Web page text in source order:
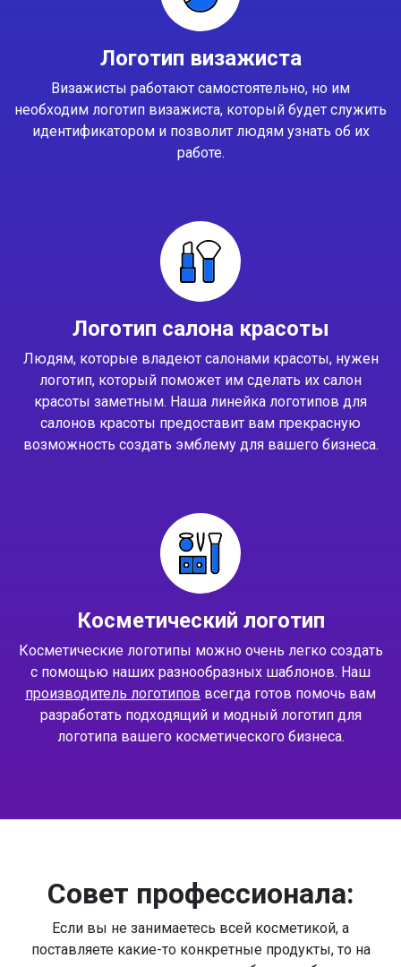
Логотип визажиста
Визажисты работают самостоятельно, но им
необходим логотип визажиста, который будет служить
идентификатором и позволит людям узнать об их
работе.
Логотип салона красоты
Людям, которые владеют салонами красоты, нужен
логотип, который поможет им сделать их салон
красоты заметным. Наша линейка логотипов для
салонов красоты предоставит вам прекрасную
возможность создать эмблему для вашего бизнеса.
Косметический логотип
Косметические логотипы можно очень легко создать
с помощью наших разнообразных шаблонов. Наш
производитель логотипов всегда готов помочь вам
разработать подходящий и модный логотип для
логотипа вашего косметического бизнеса.
Совет профессионала:
Если вы не занимаетесь всей косметикой, а
поставляете какие-то конкретные продукты, то на